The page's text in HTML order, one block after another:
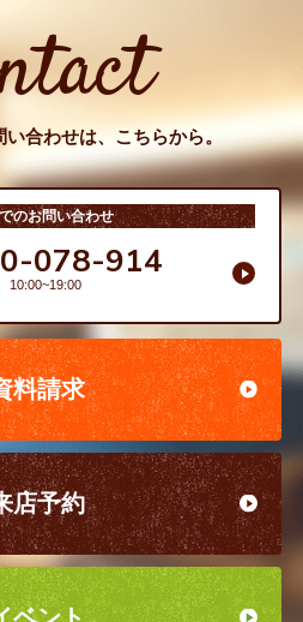
合わせは、こちらから。
のお問い合わせ
078-914
10:00~19:00
料請求
店予約